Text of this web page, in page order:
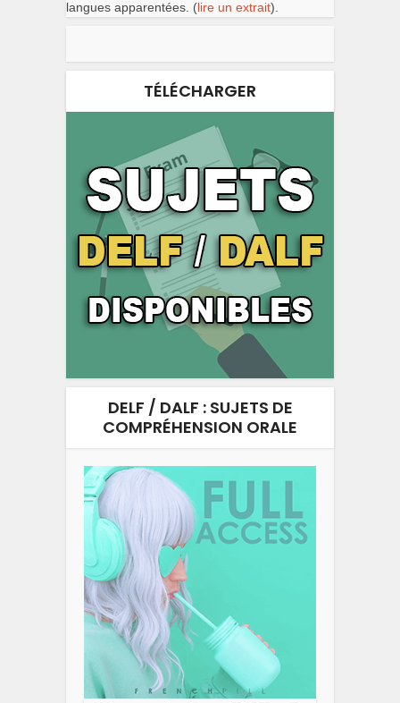
langues apparentées. (lire un extrait).
TÉLÉCHARGER
DELF / DALF : SUJETS DE
COMPRÉHENSION ORALE